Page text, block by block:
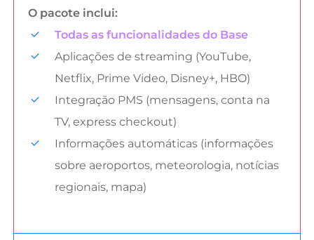
O pacote inclui:
Todas as funcionalidades do Base
Aplicações de streaming (YouTube,
Netflix, Prime Video, Disney+, HBO)
Integração PMS (mensagens, conta na
TV, express checkout)
Informações automáticas (informações
sobre aeroportos, meteorologia, notícias
regionais, mapa)